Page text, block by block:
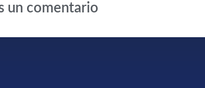
un comentario